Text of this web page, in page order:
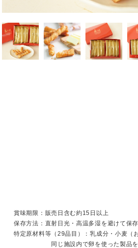
賞味期限：販売日含む約15日以上
保存方法：直射日光・高温多湿を避けて保存
特定原材料等（29品目）：乳成分・小麦（
同じ施設内で卵を使った製品を製